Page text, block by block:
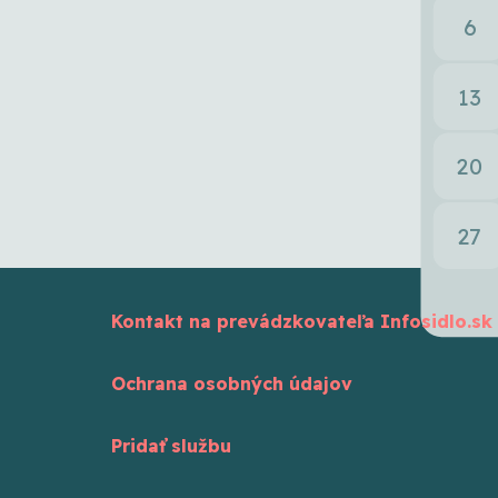
6
13
20
27
Kontakt na prevádzkovateľa Infosidlo.sk
Ochrana osobných údajov
Pridať službu